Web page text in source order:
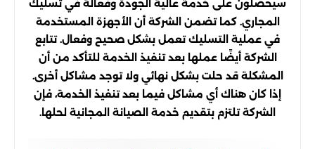
سيحصلون على خدمة عالية الجودة وفعالة في تسليك
المجاري. كما تضمن الشركة أن الأجهزة المستخدمة
في عملية التسليك تعمل بشكل صحيح وفعال. تتابع
الشركة أيضًا عملها بعد تنفيذ الخدمة للتأكد من أن
المشكلة قد حلت بشكل نهائي ولا توجد مشاكل أخرى.
إذا كان هناك أي مشاكل فيما بعد تنفيذ الخدمة، فإن
الشركة تلتزم بتقديم خدمة الصيانة المجانية لحلها.